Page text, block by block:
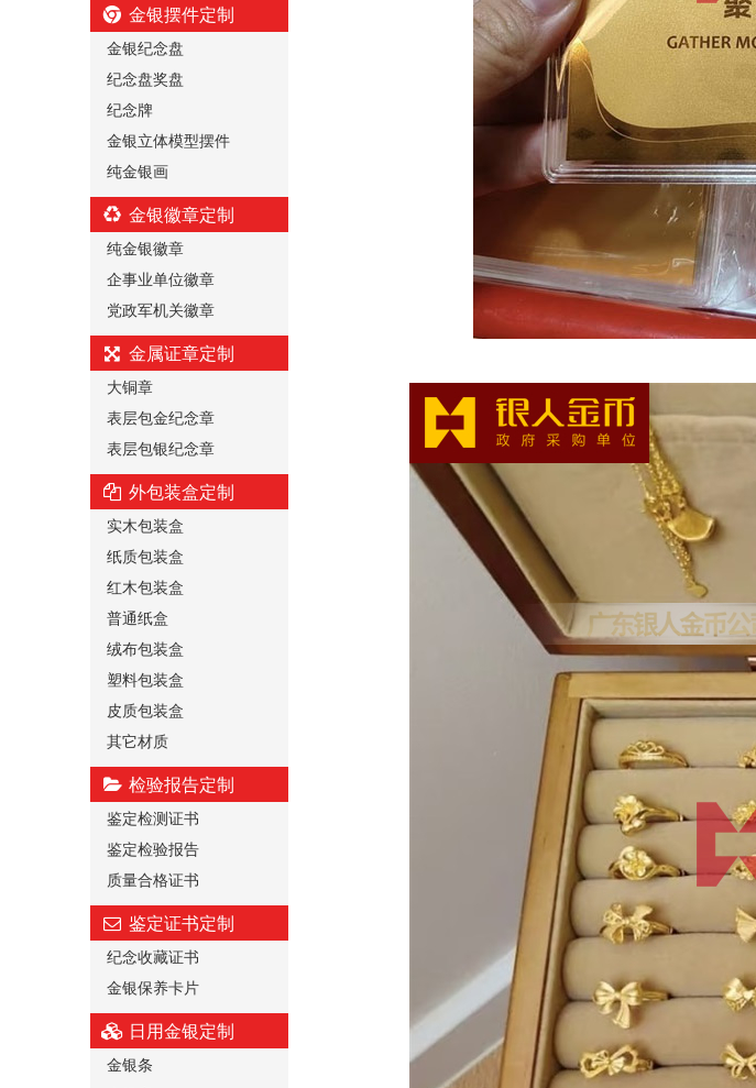
金银摆件定制
金银纪念盘
纪念盘奖盘
纪念牌
金银立体模型摆件
纯金银画
金银徽章定制
纯金银徽章
企事业单位徽章
党政军机关徽章
金属证章定制
大铜章
表层包金纪念章
表层包银纪念章
外包装盒定制
实木包装盒
纸质包装盒
红木包装盒
普通纸盒
绒布包装盒
塑料包装盒
皮质包装盒
其它材质
检验报告定制
鉴定检测证书
鉴定检验报告
质量合格证书
鉴定证书定制
纪念收藏证书
金银保养卡片
日用金银定制
金银条